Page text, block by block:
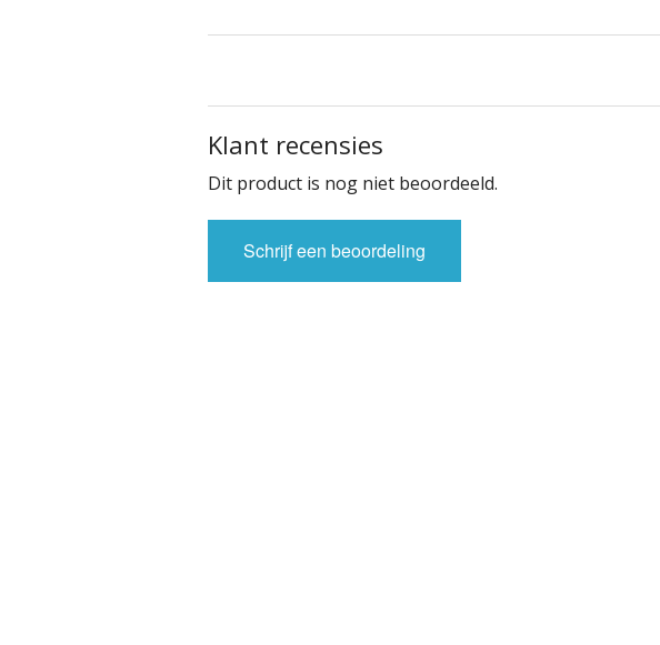
Klant recensies
Dit product is nog niet beoordeeld.
Schrijf een beoordeling